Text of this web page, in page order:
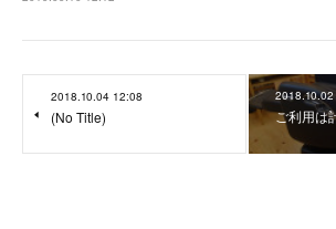
2018.10.04 12:08
(No Title) ご利用は